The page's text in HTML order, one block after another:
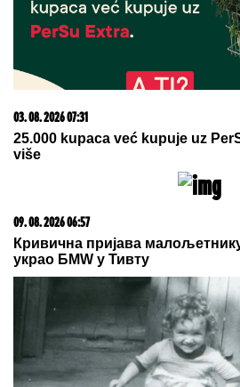
čorbu
"Roditelji
se NE
POMORAVLJA
MAJKA! Veruje
PETKA ČUVA -